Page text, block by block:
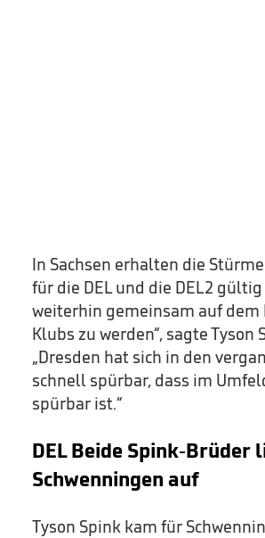
In Sachsen erhalten die
für die DEL und die DEL2
weiterhin gemeinsam auf
Klubs zu werden“, sagte
„Dresden hat sich in den
schnell spürbar, dass im
spürbar ist.“
DEL Beide Spink-
Schwenningen auf
Tyson Spink kam für